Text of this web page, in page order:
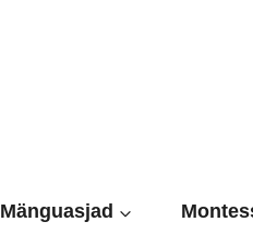
Mänguasjad